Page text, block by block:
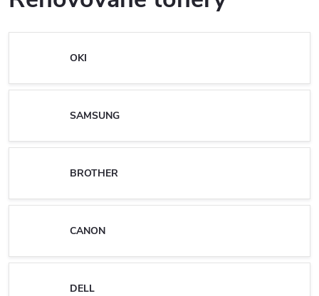
OKI
SAMSUNG
BROTHER
CANON
DELL